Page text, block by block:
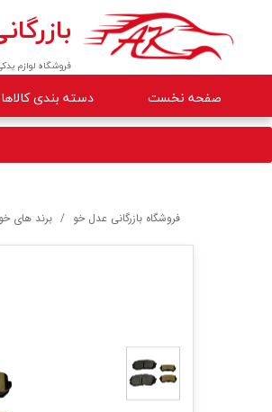
فروشگاه لوازم
صفحه نخست دسته بندی کالاها
برقی
لوازم مصرفی
فروشگاه بازرگانی عدل خو برند های